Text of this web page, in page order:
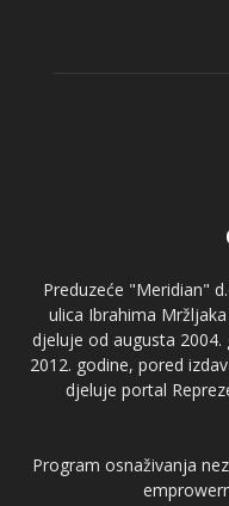
Preduzeće "Meridian"
ulica Ibrahima
djeluje od augusta 2004.
2012. godine, pored
djeluje portal
Program osnaživanja